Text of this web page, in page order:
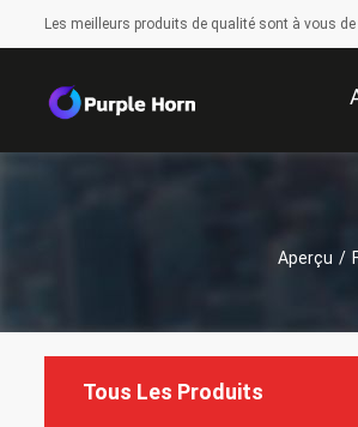
Les meilleurs produits de qualité sont à vous
Aperçu /
Tous Les Produits